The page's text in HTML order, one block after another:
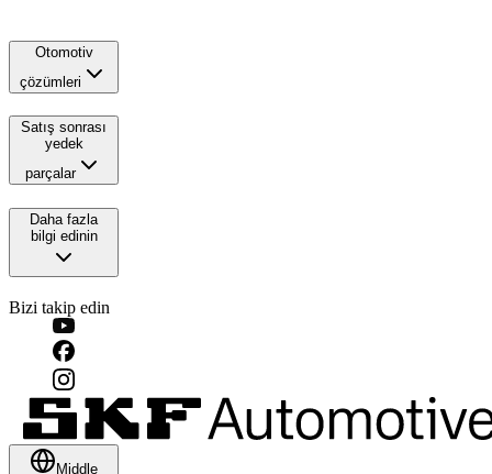
Otomotiv
çözümleri
Satış sonrası
yedek
parçalar
Daha fazla
bilgi edinin
Bizi takip edin
Middle